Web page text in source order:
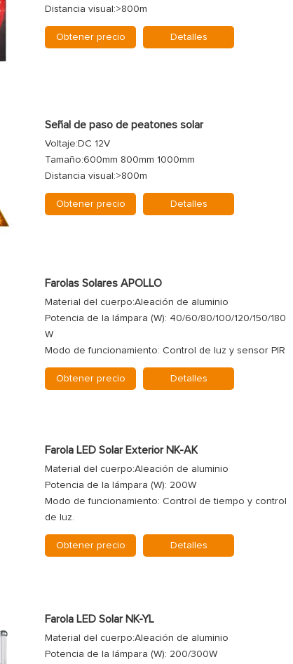
Distancia visual:>800m
Obtener precio Detalles
Señal de paso de peatones solar
Voltaje:DC 12V
Tamaño:600mm 800mm 1000mm
Distancia visual:>800m
Obtener precio Detalles
Farolas Solares APOLLO
Material del cuerpo:Aleación de aluminio
Potencia de la lámpara (W): 40/60/80/100/120/150/180
W
Modo de funcionamiento: Control de luz y sensor PIR
Obtener precio Detalles
Farola LED Solar Exterior NK-AK
Material del cuerpo:Aleación de aluminio
Potencia de la lámpara (W): 200W
Modo de funcionamiento: Control de tiempo y control
de luz.
Obtener precio Detalles
Farola LED Solar NK-YL
Material del cuerpo:Aleación de aluminio
Potencia de la lámpara (W): 200/300W